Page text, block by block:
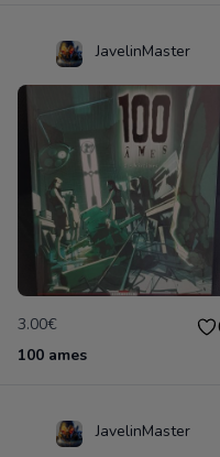
JavelinMaster
3.00€
100 ames
JavelinMaster